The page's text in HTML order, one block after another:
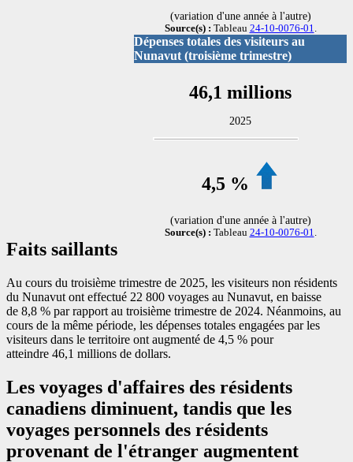
(variation d'une année à l'autre)
Source(s) : Tableau 24-10-0076-01
Dépenses totales des visiteurs au
Nunavut (troisième trimestre)
46,1 millions
2025
4,5 %
(variation d'une année à l'autre)
Source(s) : Tableau 24-10-0076-01.
Faits saillants
Au cours du troisième trimestre de 2025, les visiteurs non résidents
du Nunavut ont effectué 22 800 voyages au Nunavut, en baisse
de 8,8 % par rapport au troisième trimestre de 2024. Néanmoins, au
cours de la même période, les dépenses totales engagées par les
visiteurs dans le territoire ont augmenté de 4,5 % pour
atteindre 46,1 millions de dollars.
Les voyages d'affaires des résidents
canadiens diminuent, tandis que les
voyages personnels des résidents
provenant de l'étranger augmentent